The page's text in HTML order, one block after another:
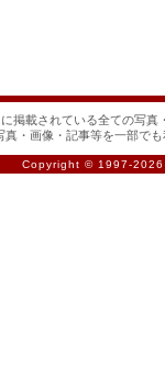
掲載されている全ての写真
・画像・記事等を一部で
Copyright © 1997-